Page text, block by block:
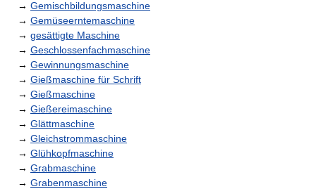
→ Gemischbildungsmaschine
→ Gemüseerntemaschine
→ gesättigte Maschine
→ Geschlossenfachmaschine
→ Gewinnungsmaschine
→ Gießmaschine für Schrift
→ Gießmaschine
→ Gießereimaschine
→ Glättmaschine
→ Gleichstrommaschine
→ Glühkopfmaschine
→ Grabmaschine
→ Grabenmaschine